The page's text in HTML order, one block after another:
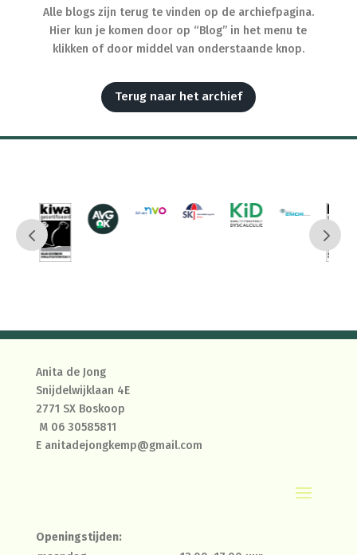
Alle blogs zijn terug te vinden op de archiefpagina.
Hier kun je komen door op “Blog” in het menu te
klikken of door middel van onderstaande knop.
Terug naar het archief
Anita de Jong
Snijdelwijklaan 4E
2771 SX Boskoop
M 06 30585811
E anitadejongkemp@gmail.com
Openingstijden: